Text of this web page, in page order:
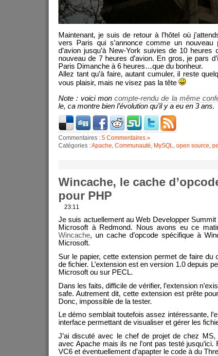
Maintenant, je suis de retour à l’hôtel où
vers Paris qui s’annonce comme un
d’avion jusqu’à New-York suivies de 10
nouveau de 7 heures d’avion. En gros, je pars
Paris Dimanche à 6 heures…que du bonheur.
Allez tant qu’à faire, autant cumuler, il reste
vous plaisir, mais ne visez pas la tête
Note : voici moncompte-rendu de la même
le, ca montre bien l’évolution qu’il y a eu en 3 ans.
Commentaires : 5 Commentaires »
Catégories :Apache, Communauté, MySQL, open source,
Wincache, le cache
pour PHP
23:11
Je suis actuellement au Web Developper
Microsoft à Redmond. Nous avons eu ce
Wincache, un cache d’opcode spécifique à
Microsoft.
Sur le papier, cette extension permet de faire du
de fichier. L’extension est en version 1.0 depuis
Microsoft ou sur PECL.
Dans les faits, difficile de vérifier, l’extension
safe. Autrement dit, cette extension est prête
Donc, impossible de la tester.
Le démo semblait toutefois assez intéressante,
interface permettant de visualiser et gérer les
J’ai discuté avec le chef de projet de chez MS,
avec Apache mais ils ne l’ont pas testé
VC6 et éventuellement d’apapter le code à du